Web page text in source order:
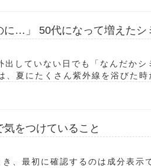
に…」 50代になって増えた
出していない日でも「なんだか
、夏にたくさん紫外線を浴びた時
をつけていること
き、最初に確認するのは成分表示